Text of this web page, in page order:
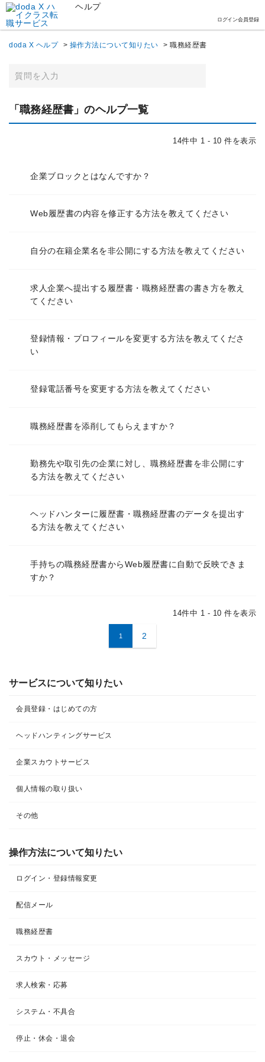
ヘルプ
ログイン会員登録
doda X ヘルプ > 操作方法について知りたい > 職務経歴書
サービスについて知りたい
会員登録・はじめての方
ヘッドハンティングサービス
企業スカウトサービス
個人情報の取り扱い
その他
操作方法について知りたい
ログイン・登録情報変更
配信メール
職務経歴書
スカウト・メッセージ
求人検索・応募
システム・不具合
停止・休会・退会
「職務経歴書」のヘルプ一覧
14件中 1 - 10 件を表示
企業ブロックとはなんですか？
Web履歴書の内容を修正する方法を教えてください
自分の在籍企業名を非公開にする方法を教えてください
求人企業へ提出する履歴書・職務経歴書の書き方を教え
てください
登録情報・プロフィールを変更する方法を教えてくださ
い
登録電話番号を変更する方法を教えてください
職務経歴書を添削してもらえますか？
勤務先や取引先の企業に対し、職務経歴書を非公開にす
る方法を教えてください
ヘッドハンターに履歴書・職務経歴書のデータを提出す
る方法を教えてください
手持ちの職務経歴書からWeb履歴書に自動で反映できま
すか？
14件中 1 - 10 件を表示
1 2